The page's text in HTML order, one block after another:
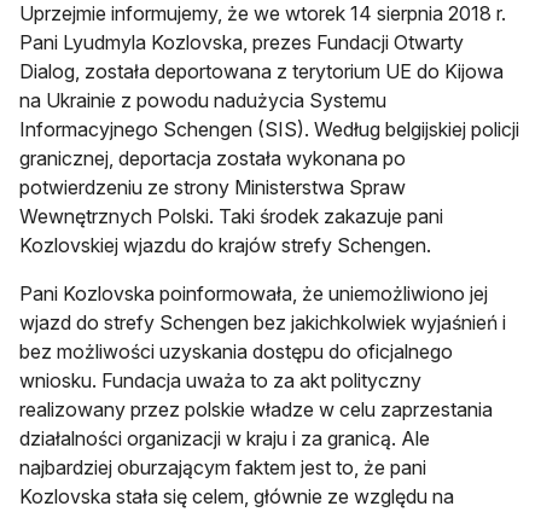
Uprzejmie informujemy, że we wtorek 14 sierpnia 2018 r.
Pani Lyudmyla Kozlovska, prezes Fundacji Otwarty
Dialog, została deportowana z terytorium UE do Kijowa
na Ukrainie z powodu nadużycia Systemu
Informacyjnego Schengen (SIS). Według belgijskiej policji
granicznej, deportacja została wykonana po
potwierdzeniu ze strony Ministerstwa Spraw
Wewnętrznych Polski. Taki środek zakazuje pani
Kozlovskiej wjazdu do krajów strefy Schengen.
Pani Kozlovska poinformowała, że uniemożliwiono jej
wjazd do strefy Schengen bez jakichkolwiek wyjaśnień i
bez możliwości uzyskania dostępu do oficjalnego
wniosku. Fundacja uważa to za akt polityczny
realizowany przez polskie władze w celu zaprzestania
działalności organizacji w kraju i za granicą. Ale
najbardziej oburzającym faktem jest to, że pani
Kozlovska stała się celem, głównie ze względu na